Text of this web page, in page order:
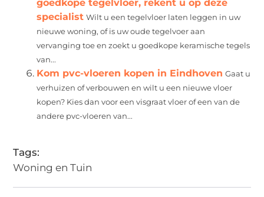
goedkope tegelvloer, rekent u op deze
specialist Wilt u een tegelvloer laten leggen in uw
nieuwe woning, of is uw oude tegelvoer aan
vervanging toe en zoekt u goedkope keramische tegels
van...
Kom pvc-vloeren kopen in Eindhoven Gaat u
verhuizen of verbouwen en wilt u een nieuwe vloer
kopen? Kies dan voor een visgraat vloer of een van de
andere pvc-vloeren van...
Tags:
Woning en Tuin